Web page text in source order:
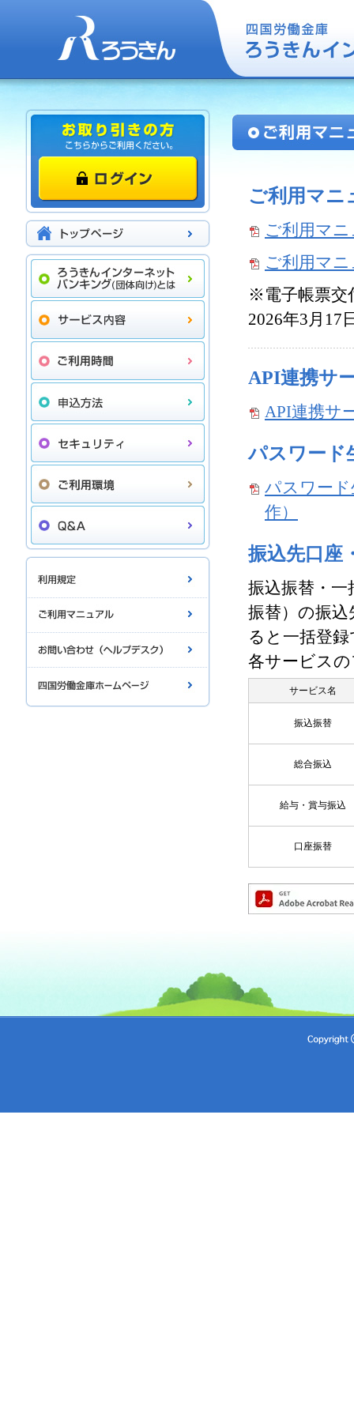
ご利用マニ
ご利用マ
ご利用マ
※電子帳票交
2026年3月17
API連携サ
API連携サ
パスワード
パスワー
作）
振込先口座
振込振替・一
振替）の振
ると一括登
各サービス
サービス名
振込振替
総合振込
給与・賞与振込
口座振替